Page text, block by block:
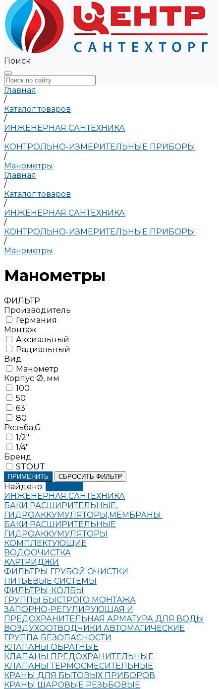
Поиск
Главная
/
Каталог товаров
/
ИНЖЕНЕРНАЯ САНТЕХНИКА
/
КОНТРОЛЬНО-ИЗМЕРИТЕЛЬНЫЕ ПРИБОРЫ
/
Манометры
Главная
/
Каталог товаров
/
ИНЖЕНЕРНАЯ САНТЕХНИКА
/
КОНТРОЛЬНО-ИЗМЕРИТЕЛЬНЫЕ ПРИБОРЫ
/
Манометры
Манометры
ФИЛЬТР
Производитель
Германия
Монтаж
Аксиальный
Радиальный
Вид
Манометр
Корпус Ø, мм
100
50
63
80
Резьба,G
1/2"
1/4"
Бренд
STOUT
ПРИМЕНИТЬ СБРОСИТЬ ФИЛЬТР
Найдено:
ИНЖЕНЕРНАЯ САНТЕХНИКА
БАКИ РАСШИРИТЕЛЬНЫЕ,
ГИДРОАККУМУЛЯТОРЫ,МЕМБРАНЫ.
БАКИ РАСШИРИТЕЛЬНЫЕ
ГИДРОАККУМУЛЯТОРЫ
КОМПЛЕКТУЮЩИЕ
ВОДООЧИСТКА
КАРТРИДЖИ
ФИЛЬТРЫ ГРУБОЙ ОЧИСТКИ
ПИТЬЕВЫЕ СИСТЕМЫ
ФИЛЬТРЫ-КОЛБЫ
ГРУППЫ БЫСТРОГО МОНТАЖА
ЗАПОРНО-РЕГУЛИРУЮЩАЯ И
ПРЕДОХРАНИТЕЛЬНАЯ АРМАТУРА ДЛЯ ВОДЫ
ВОЗДУХООТВОДЧИКИ АВТОМАТИЧЕСКИЕ
ГРУППА БЕЗОПАСНОСТИ
КЛАПАНЫ ОБРАТНЫЕ
КЛАПАНЫ ПРЕДОХРАНИТЕЛЬНЫЕ
КЛАПАНЫ ТЕРМОСМЕСИТЕЛЬНЫЕ
КРАНЫ ДЛЯ БЫТОВЫХ ПРИБОРОВ
КРАНЫ ШАРОВЫЕ РЕЗЬБОВЫЕ